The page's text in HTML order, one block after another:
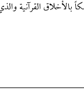
القرآنية والذي